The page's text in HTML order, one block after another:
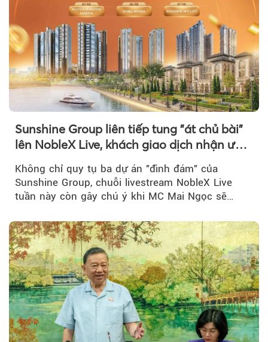
Sunshine Group liên tiếp tung "át chủ bài"
lên NobleX Live, khách giao dịch nhận ưu
Không chỉ quy tụ ba dự án "đình đám" của
Sunshine Group, chuỗi livestream NobleX Live
tuần này còn gây chú ý khi MC Mai Ngọc sẽ